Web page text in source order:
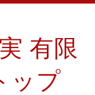
有限
ップ